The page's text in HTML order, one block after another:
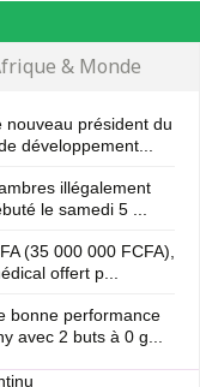
& Monde
nouveau président du
développement...
illégalement
le samedi 5 ...
(35 000 000 FCFA),
offert p...
bonne performance
avec 2 buts à 0 g...